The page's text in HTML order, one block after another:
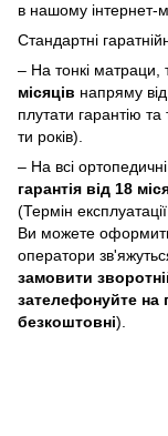
в нашому інтернет-
Стандартні
– На тонкі
місяців напряму
плутати гарантію та
ти років).
– На всі
гарантія від 18
(Термін
Ви можете
оператори
замовити
зателефонуйте на
безкоштовні).